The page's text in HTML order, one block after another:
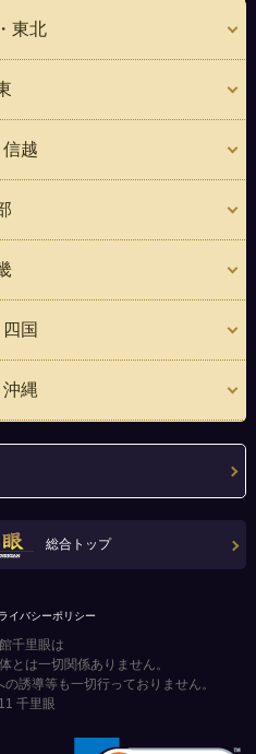
東北
越
国
縄
総合トップ
イバシーポリシー
千里眼は
とは一切関係ありません。
誘導等も一切行っておりません。
千里眼